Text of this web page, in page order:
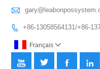

 +86-13058564131/+86-
Français 
   